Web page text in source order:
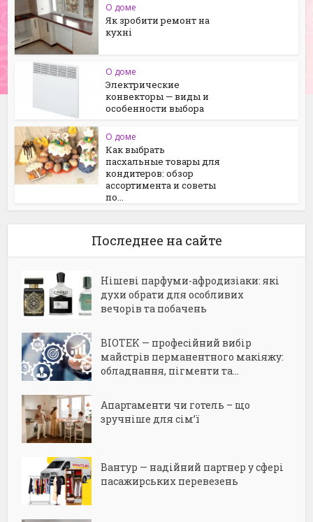
О доме
Як зробити ремонт на
кухні
О доме
Электрические
конвекторы — виды и
особенности выбора
О доме
Как выбрать
пасхальные товары для
кондитеров: обзор
ассортимента и советы
по...
Последнее на сайте
Нішеві парфуми-афродизіаки: які
духи обрати для особливих
вечорів та побачень
BIOTEK — професійний вибір
майстрів перманентного макіяжу:
обладнання, пігменти та...
Апартаменти чи готель – що
зручніше для сім’ї
Вантур — надійний партнер у сфері
пасажирських перевезень